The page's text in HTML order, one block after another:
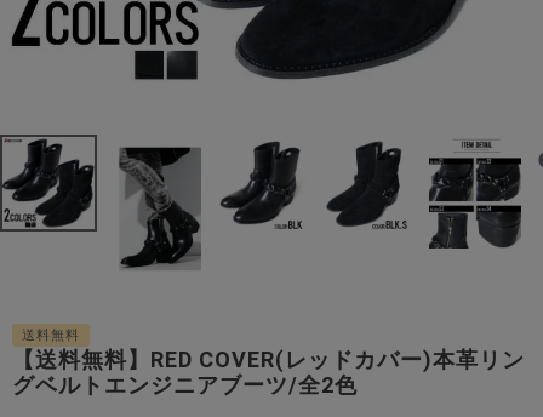
送料無料
【送料無料】RED COVER(レッドカバー)本革リン
グベルトエンジニアブーツ/全2色